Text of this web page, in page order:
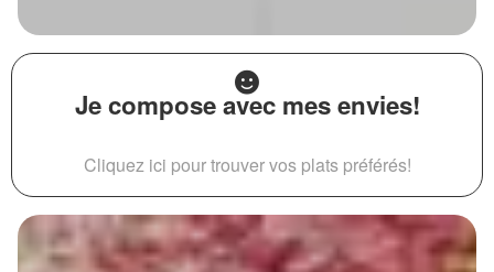
Je compose avec mes envies!
Cliquez ici pour trouver vos plats préférés!